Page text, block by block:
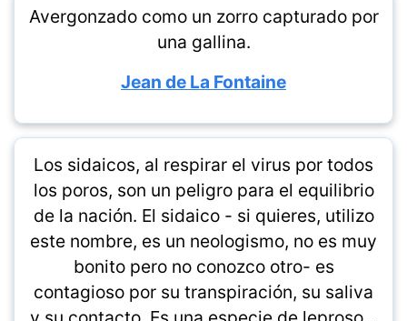
Avergonzado como un zorro capturado por
una gallina.
Jean de La Fontaine
Los sidaicos, al respirar el virus por todos
los poros, son un peligro para el equilibrio
de la nación. El sidaico - si quieres, utilizo
este nombre, es un neologismo, no es muy
bonito pero no conozco otro- es
contagioso por su transpiración, su saliva